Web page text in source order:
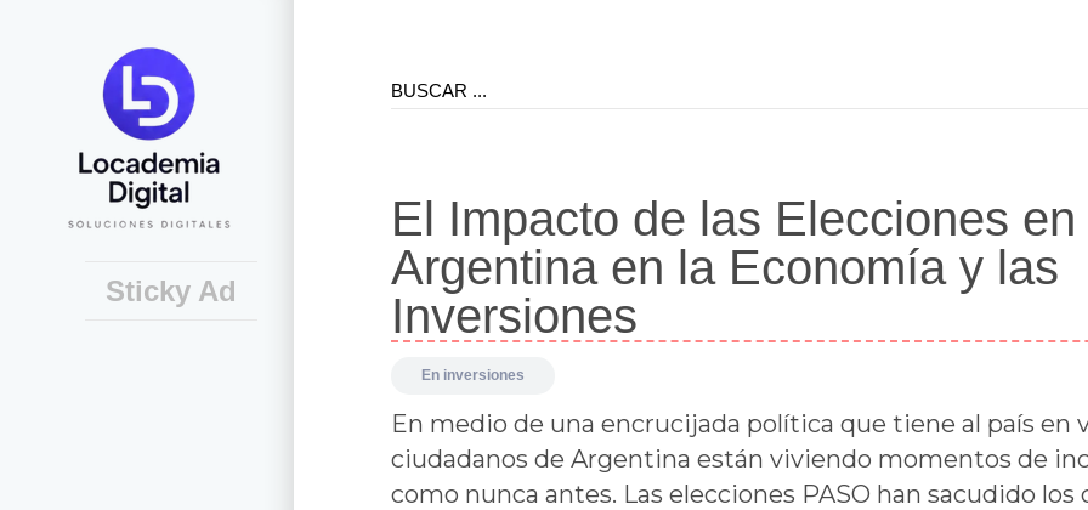
Sticky Ad
El Impacto de las Elecciones en
Argentina en la Economía y las
Inversiones
En inversiones
En medio de una encrucijada política que tiene al país en
ciudadanos de Argentina están viviendo momentos de
como nunca antes. Las elecciones PASO han sacudido